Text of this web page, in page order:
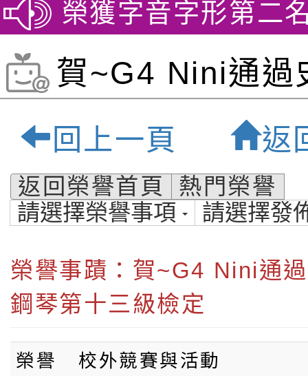
獲字音字形第二名 賀
賀~G4 Nini通過
哈鋼琴第十三級
園市私立福祿貝
小學-桃園最優
學
回上一頁 返
返回榮譽首頁
熱門榮譽
請選擇榮譽事項
請選擇發
榮譽事蹟：賀~G4 Nini通
鋼琴第十三級檢定
榮譽
校外競賽與活動